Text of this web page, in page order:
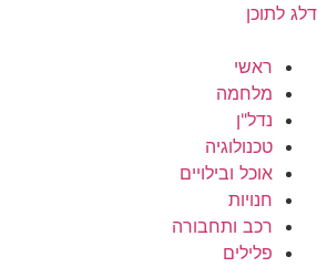
דלג לתוכן
ראשי
מלחמה
נדל"ן
טכנולוגיה
אוכל ובילויים
חנויות
רכב ותחבורה
פלילים